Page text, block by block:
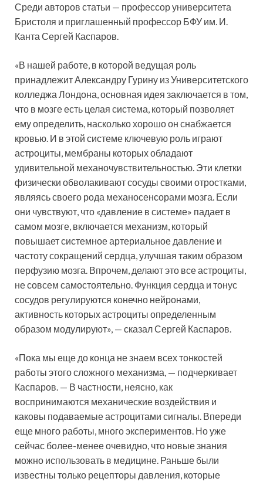
Среди авторов статьи — профессор университета
Бристоля и приглашенный профессор БФУ им. И.
Канта Сергей Каспаров.
«В нашей работе, в которой ведущая роль
принадлежит Александру Гурину из Университетского
колледжа Лондона, основная идея заключается в том,
что в мозге есть целая система, который позволяет
ему определить, насколько хорошо он снабжается
кровью. И в этой системе ключевую роль играют
астроциты, мембраны которых обладают
удивительной механочувствительностью. Эти клетки
физически обволакивают сосуды своими отростками,
являясь своего рода механосенсорами мозга. Если
они чувствуют, что «давление в системе» падает в
самом мозге, включается механизм, который
повышает системное артериальное давление и
частоту сокращений сердца, улучшая таким образом
перфузию мозга. Впрочем, делают это все астроциты,
не совсем самостоятельно. Функция сердца и тонус
сосудов регулируются конечно нейронами,
активность которых астроциты определенным
образом модулируют», — сказал Сергей Каспаров.
«Пока мы еще до конца не знаем всех тонкостей
работы этого сложного механизма, — подчеркивает
Каспаров. — В частности, неясно, как
воспринимаются механические воздействия и
каковы подаваемые астроцитами сигналы. Впереди
еще много работы, много экспериментов. Но уже
сейчас более-менее очевидно, что новые знания
можно использовать в медицине. Раньше были
известны только рецепторы давления, которые